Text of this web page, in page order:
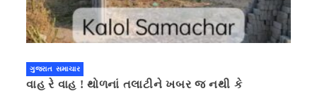
ગુજરાત સમાચાર
વાહ રે વાહ ! થોળનાં તલાટીને ખબર જ નથી કે